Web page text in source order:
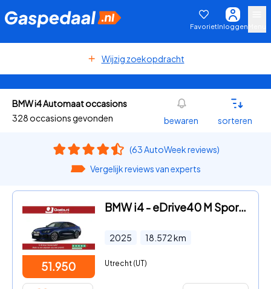
FavorietInloggen
Wijzig zoekopdracht
BMW i4 Automaat occasions
328 occasions gevonden
bewaren sorteren
(63 AutoWeek reviews)
Vergelijk reviews van experts
51.950
BMW i4 - eDrive40 M Sport Pro Edition 84 kWh COMFORT PACK - INNOVATIO
2025 18.572km
Utrecht (UT)